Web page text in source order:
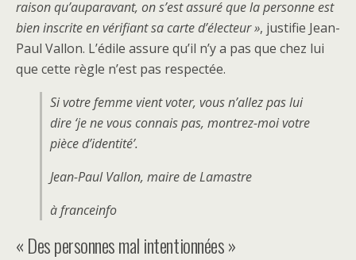
raison qu’auparavant, on s’est assuré que la personne est
bien inscrite en vérifiant sa carte d’électeur », justifie Jean-
Paul Vallon. L’édile assure qu’il n’y a pas que chez lui
que cette règle n’est pas respectée.
Si votre femme vient voter, vous n’allez pas lui
dire ‘je ne vous connais pas, montrez-moi votre
pièce d’identité’.
Jean-Paul Vallon, maire de Lamastre
à franceinfo
« Des personnes mal intentionnées »